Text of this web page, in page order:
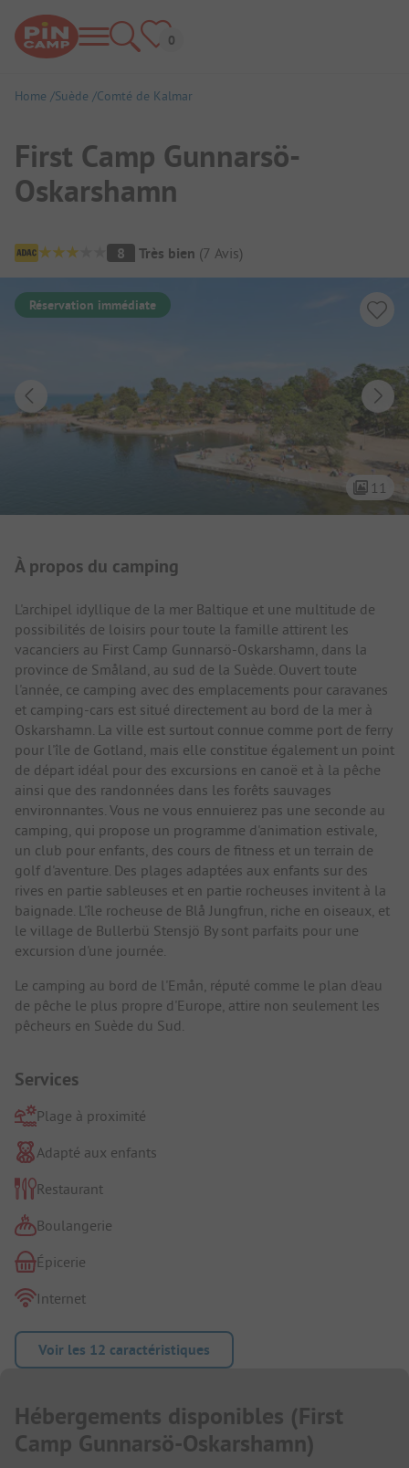
Home Suède Comté de Kalmar
First Camp Gunnarsö-
Oskarshamn
Aperçu du camping
8 Très bien (7 Avis)
Réservation immédiate
11
Présentation du camping
À propos du camping
L'archipel idyllique de la mer Baltique et une multitude de
possibilités de loisirs pour toute la famille attirent les
vacanciers au First Camp Gunnarsö-Oskarshamn, dans la
province de Småland, au sud de la Suède. Ouvert toute
l'année, ce camping avec des emplacements pour caravanes
et camping-cars est situé directement au bord de la mer à
Oskarshamn. La ville est surtout connue comme port de ferry
pour l'île de Gotland, mais elle constitue également un point
de départ idéal pour des excursions en canoë et à la pêche
ainsi que des randonnées dans les forêts sauvages
environnantes. Vous ne vous ennuierez pas une seconde au
camping, qui propose un programme d'animation estivale,
un club pour enfants, des cours de fitness et un terrain de
golf d'aventure. Des plages adaptées aux enfants sur des
rives en partie sableuses et en partie rocheuses invitent à la
baignade. L'île rocheuse de Blå Jungfrun, riche en oiseaux, et
le village de Bullerbü Stensjö By sont parfaits pour une
excursion d'une journée.
Le camping au bord de l'Emån, réputé comme le plan d'eau
de pêche le plus propre d'Europe, attire non seulement les
pêcheurs en Suède du Sud.
Services
Plage à proximité
Adapté aux enfants
Restaurant
Boulangerie
Épicerie
Internet
Voir les 12 caractéristiques
Hébergements disponibles (First
Camp Gunnarsö-Oskarshamn)